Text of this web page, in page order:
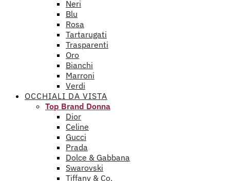
Neri
Blu
Rosa
Tartarugati
Trasparenti
Oro
Bianchi
Marroni
Verdi
OCCHIALI DA VISTA
Top Brand Donna
Dior
Celine
Gucci
Prada
Dolce & Gabbana
Swarovski
Tiffany & Co.